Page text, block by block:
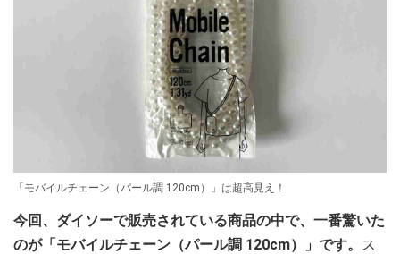
「モバイルチェーン（パール調 120cm）」は超高見え！
今回、ダイソーで販売されている商品の中で、一番驚いた
のが「モバイルチェーン（パール調 120cm）」です。 ス